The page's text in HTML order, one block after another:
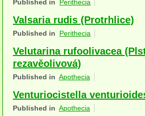
podle typu plodnic
Apothecia
na dřevě
mykorhizni
terestrické saprotrofní
Published in Perithecia
Valsaria rudis (Protrhlice)
Published in Perithecia
Velutarina rufoolivacea
rezavěolivová)
Published in Apothecia
Venturiocistella
Published in Apothecia